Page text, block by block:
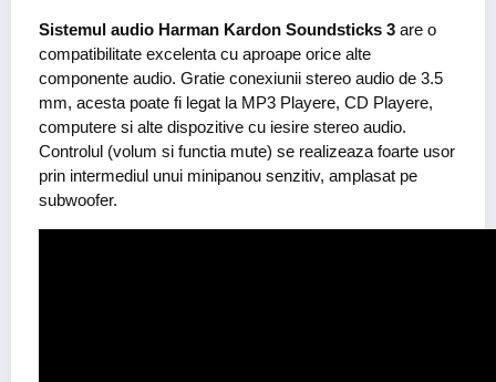
Sistemul audio Harman Kardon Soundsticks 3 are o
compatibilitate excelenta cu aproape orice alte
componente audio. Gratie conexiunii stereo audio de 3.5
mm, acesta poate fi legat la MP3 Playere, CD Playere,
computere si alte dispozitive cu iesire stereo audio.
Controlul (volum si functia mute) se realizeaza foarte usor
prin intermediul unui minipanou senzitiv, amplasat pe
subwoofer.